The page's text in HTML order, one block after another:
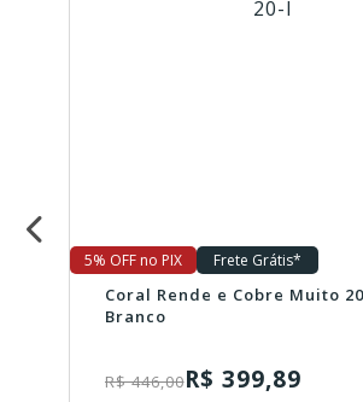
5% OFF no PIX Frete Grátis*
Coral Rende e Cobre Muito
Branco
R$ 446,00R$ 399,89